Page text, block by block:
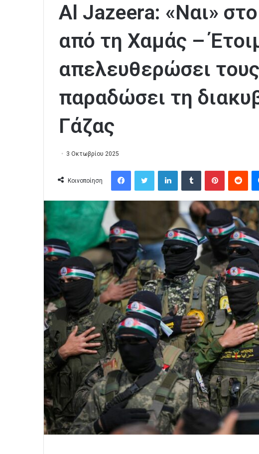
Al Jazeera: «Ναι»
από τη Χαμάς –
απελευθερώσει
παραδώσει τη
Γάζας
3 Οκτωβρίου 2025
Κοινοποίηση